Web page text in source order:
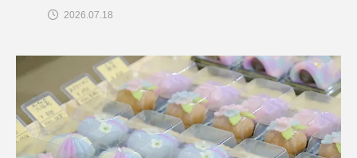
2026.07.18